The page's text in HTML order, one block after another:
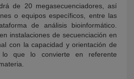
de 20 megasecuenciadores, así
o equipos específicos, entre las
de análisis bioinformático.
instalaciones de secuenciación en
con la capacidad y orientación de
que lo convierte en referente